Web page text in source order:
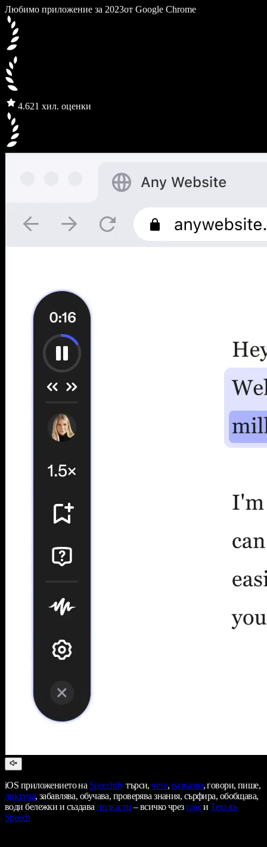
Любимо приложение за 2023от Google Chrome
4.621 хил. оценки
iOS приложението на Speechifyтърси,чете, разказва, говори, пише,
диктува, забавлява, обучава, проверява знания, сърфира, обобщава,
води бележки и създаваподкасти – всичко чрезгласиText-to-
Speech